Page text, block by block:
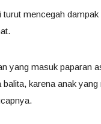
mencegah
yang masuk paparan
karena anak